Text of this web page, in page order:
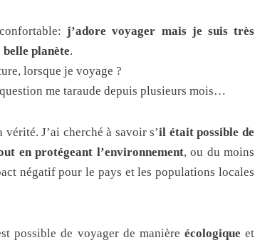
j’adore voyager mais je suis très
planète.
lorsque je voyage ?
me taraude depuis plusieurs mois…
J’ai cherché à savoir s’il était possible de
en protégeant l’environnement, ou du moins
négatif pour le pays et les populations locales
possible de voyager de manière écologique et